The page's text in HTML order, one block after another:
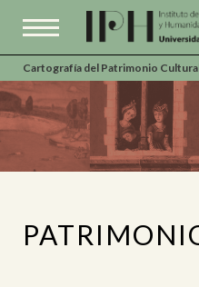
Cartografía del Patrimonio